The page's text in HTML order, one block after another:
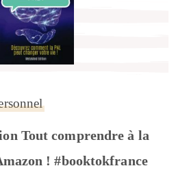
Tout comprendre à la
! #booktokfrance